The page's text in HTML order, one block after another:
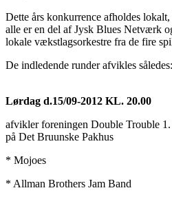
Dette års konkurrence afholdes
alle er en del af Jysk Blues Netværk
lokale vækstlagsorkestre fra de fire
De indledende runder afvikles således:
Lørdag d.15/09-2012 KL. 20.00
afvikler foreningen Double Trouble
på Det Bruunske Pakhus
* Mojoes
* Allman Brothers Jam Band